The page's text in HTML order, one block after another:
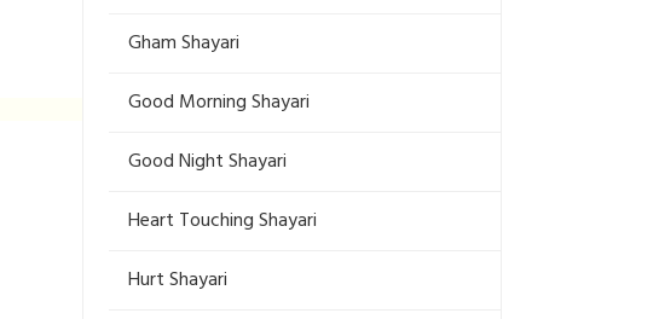
Gham Shayari
Good Morning Shayari
Good Night Shayari
Heart Touching Shayari
Hurt Shayari